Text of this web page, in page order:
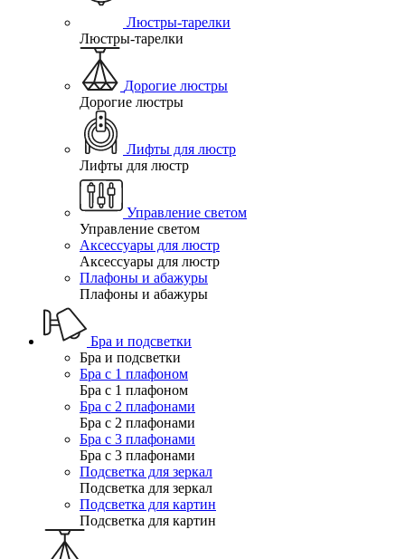
Люстры-тарелки
Люстры-тарелки
Дорогие люстры
Дорогие люстры
Лифты для люстр
Лифты для люстр
Управление светом
Управление светом
Аксессуары для люстр
Аксессуары для люстр
Плафоны и абажуры
Плафоны и абажуры
Бра и подсветки
Бра и подсветки
Бра с 1 плафоном
Бра с 1 плафоном
Бра с 2 плафонами
Бра с 2 плафонами
Бра с 3 плафонами
Бра с 3 плафонами
Подсветка для зеркал
Подсветка для зеркал
Подсветка для картин
Подсветка для картин